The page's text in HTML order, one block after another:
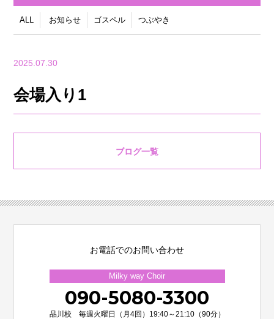
ALL お知らせ ゴスペル つぶやき
2025.07.30
会場入り1
ブログ一覧
お電話でのお問い合わせ
Milky way Choir
090-5080-3300
品川校 毎週火曜日（月4回）19:40～21:10（90分）